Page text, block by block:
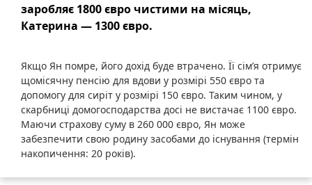
заробляє 1800євро чистими на місяць,
Катерина — 1300євро.
Якщо Ян помре, його дохід буде втрачено. Її сім’я отримує
щомісячну пенсію для вдови у розмірі 550 євро та
допомогу для сиріт у розмірі 150 євро. Таким чином, у
скарбниці домогосподарства досі не вистачає 1100 євро.
Маючи страхову суму в 260 000 євро, Ян може
забезпечити свою родину засобами до існування (термін
накопичення: 20 років).